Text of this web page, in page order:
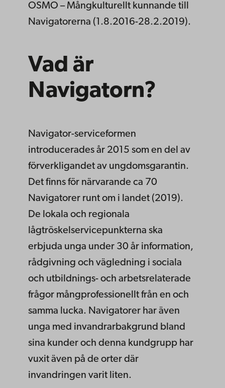
OSMO – Mångkulturellt kunnande till
Navigatorerna (1.8.2016-28.2.2019).
Vad är
Navigatorn?
Navigator-serviceformen
introducerades år 2015 som en del av
förverkligandet av ungdomsgarantin.
Det finns för närvarande ca 70
Navigatorer runt om i landet (2019).
De lokala och regionala
lågtröskelservicepunkterna ska
erbjuda unga under 30 år information,
rådgivning och vägledning i sociala
och utbildnings- och arbetsrelaterade
frågor mångprofessionellt från en och
samma lucka. Navigatorer har även
unga med invandrarbakgrund bland
sina kunder och denna kundgrupp har
vuxit även på de orter där
invandringen varit liten.